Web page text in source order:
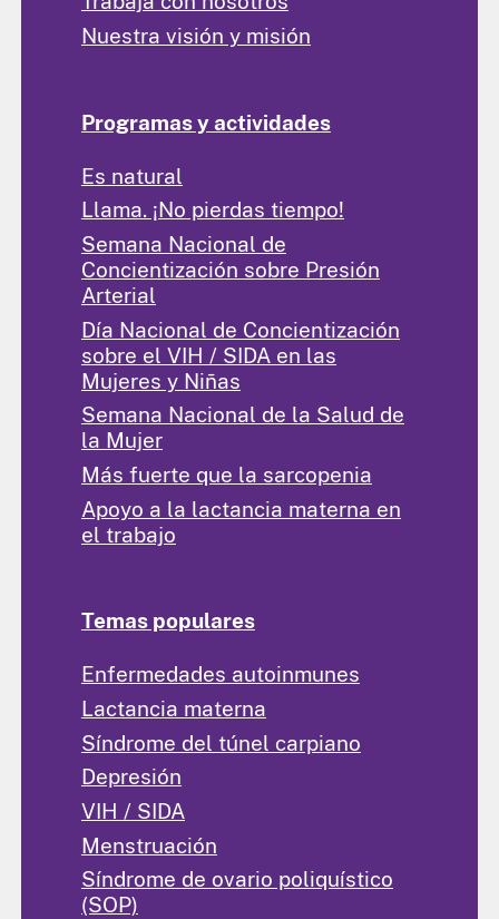
Nuestra visión y misión
Programas y actividades
Es natural
Llama. ¡No pierdas tiempo!
Semana Nacional de
Concientización sobre Presión
Arterial
Día Nacional de Concientización
sobre el VIH / SIDA en las
Mujeres y Niñas
Semana Nacional de la Salud de
la Mujer
Más fuerte que la sarcopenia
Apoyo a la lactancia materna en
el trabajo
Temas populares
Enfermedades autoinmunes
Lactancia materna
Síndrome del túnel carpiano
Depresión
VIH / SIDA
Menstruación
Síndrome de ovario poliquístico
(SOP)